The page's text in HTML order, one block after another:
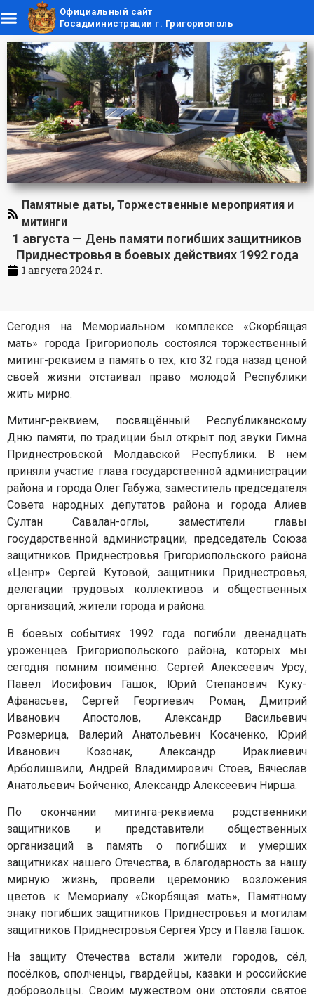
Официальный сайт
Госадминистрации г. Григориополь
Памятные даты, Торжественные мероприятия и
митинги
1 августа — День памяти погибших защитников
Приднестровья в боевых действиях 1992 года
1 августа 2024 г.
Сегодня на Мемориальном комплексе «Скорбящая
мать» города Григориополь состоялся торжественный
митинг-реквием в память о тех, кто 32 года назад ценой
своей жизни отстаивал право молодой Республики
жить мирно.
Митинг-реквием, посвящённый Республиканскому
Дню памяти, по традиции был открыт под звуки Гимна
Приднестровской Молдавской Республики. В нём
приняли участие глава государственной администрации
района и города Олег Габужа, заместитель председателя
Совета народных депутатов района и города Алиев
Султан Савалан-оглы, заместители главы
государственной администрации, председатель Союза
защитников Приднестровья Григориопольского района
«Центр» Сергей Кутовой, защитники Приднестровья,
делегации трудовых коллективов и общественных
организаций, жители города и района.
В боевых событиях 1992 года погибли двенадцать
уроженцев Григориопольского района, которых мы
сегодня помним поимённо: Сергей Алексеевич Урсу,
Павел Иосифович Гашок, Юрий Степанович Куку-
Афанасьев, Сергей Георгиевич Роман, Дмитрий
Иванович Апостолов, Александр Васильевич
Розмерица, Валерий Анатольевич Косаченко, Юрий
Иванович Козонак, Александр Ираклиевич
Арболишвили, Андрей Владимирович Стоев, Вячеслав
Анатольевич Бойченко, Александр Алексеевич Нирша.
По окончании митинга-реквиема родственники
защитников и представители общественных
организаций в память о погибших и умерших
защитниках нашего Отечества, в благодарность за нашу
мирную жизнь, провели церемонию возложения
цветов к Мемориалу «Скорбящая мать», Памятному
знаку погибших защитников Приднестровья и могилам
защитников Приднестровья Сергея Урсу и Павла Гашок.
На защиту Отечества встали жители городов, сёл,
посёлков, ополченцы, гвардейцы, казаки и российские
добровольцы. Своим мужеством они отстояли святое